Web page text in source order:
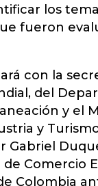
los
fueron
con la
del
y el
y
Gabriel
Comercio
Colombia